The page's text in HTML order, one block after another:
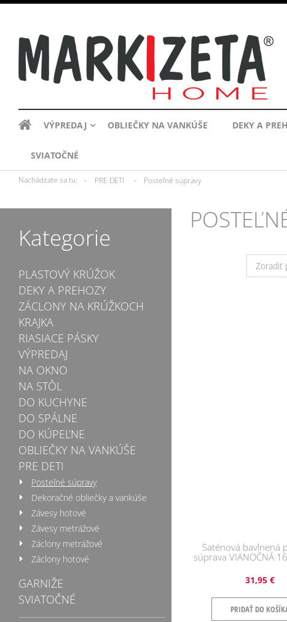
VÝPREDAJ OBLIEČKY NA VANKÚŠE DEKY A
SVIATOČNÉ
Nachádzate sa tu: PRE DETI Posteľné súpravy
Kategorie
PLASTOVÝ KRÚŽOK
DEKY A PREHOZY
ZÁCLONY NA KRÚŽKOCH
KRAJKA
RIASIACE PÁSKY
VÝPREDAJ
NA OKNO
NA STÔL
DO KUCHYNE
DO SPÁLNE
DO KÚPEĽNE
OBLIEČKY NA VANKÚŠE
PRE DETI
Posteľné súpravy
Dekoračné obliečky a vankúše
Závesy hotové
Závesy metrážové
Záclony metrážové
Záclony hotové
GARNIŽE
SVIATOČNÉ
Zoradiť
Saténová bavlnená
súprava VIANOČNÁ
31,95 €
PRIDAŤ DO